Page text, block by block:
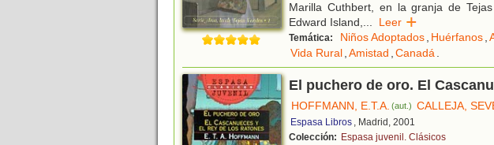
Marilla Cuthbert, en la granja de
Edward Island,... Leer
Temática: Niños Adoptados, Huérfanos,
Vida Rural,Amistad ,Canadá.
El puchero de oro. El
HOFFMANN, E.T.A. (aut.) CALLEJA,
Espasa Libros , Madrid, 2001
Colección: Espasa juvenil. Clásicos